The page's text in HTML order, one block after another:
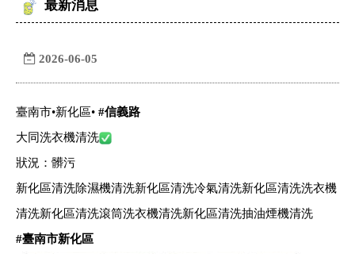
最新消息
2026-06-05
臺南市•新化區• #信義路
大同洗衣機清洗
狀況：髒污
新化區清洗除濕機清洗新化區清洗冷氣清洗新化區清洗洗衣機
清洗新化區清洗滾筒洗衣機清洗新化區清洗抽油煙機清洗
#臺南市新化區